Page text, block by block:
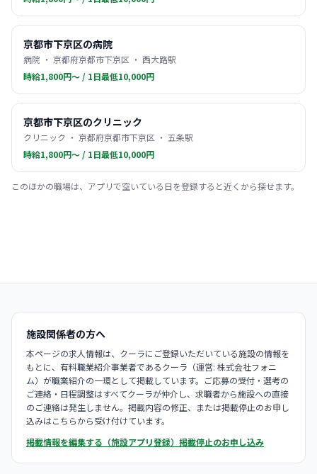
京都市下京区の病院
病院 ・ 京都府京都市下京区 ・ 西大路駅
時給1,800円〜 / 1日最低10,000円
京都市下京区のクリニック
クリニック ・ 京都府京都市下京区 ・ 五条駅
時給1,800円〜 / 1日最低10,000円
このほかの職場は、アプリで空いている日を登録すると近くから探せます。
施設関係者の方へ
本ページの求人情報は、クーラにご登録いただいている施設の情報を
もとに、有料職業紹介事業者であるクーラ（運営: 株式会社フォニ
ム）が職業紹介の一環として掲載しています。ご応募の受付・選考の
ご連絡・日程調整はすべてクーラが仲介し、求職者から施設への直接
のご連絡は発生しません。掲載内容の修正、または掲載停止のお申し
込みはこちらから受け付けています。
掲載情報を編集する（施設アプリ登録） 掲載停止のお申し込み